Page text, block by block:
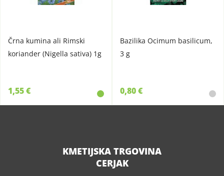
Črna kumina ali Rimski
koriander (Nigella sativa) 1g
1,55 €
Bazilika Ocimum basilicum,
3 g
0,80 €
KMETIJSKA TRGOVINA
CERJAK